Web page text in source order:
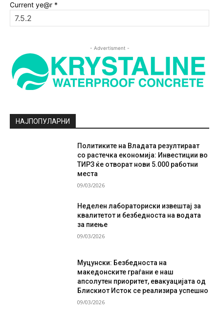
Current ye@r *
- Advertisment -
НАЈПОПУЛАРНИ
Политиките на Владата резултираат
со растечка економија: Инвестиции во
ТИРЗ ќе отворат нови 5.000 работни
места
09/03/2026
Неделен лабораториски извештај за
квалитетот и безбедноста на водата
за пиење
09/03/2026
Муцунски: Безбедноста на
македонските граѓани е наш
апсолутен приоритет, евакуацијата од
Блискиот Исток се реализира успешно
09/03/2026